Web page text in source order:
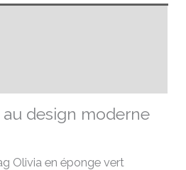
design moderne
Olivia en éponge vert